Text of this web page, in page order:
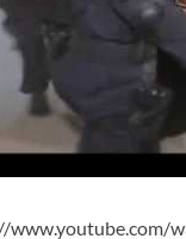
www.youtube.com/